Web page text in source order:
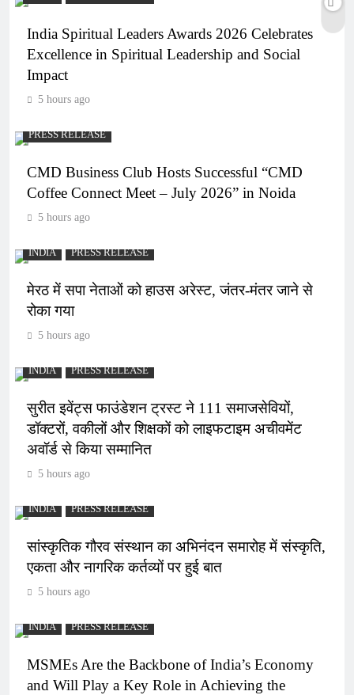
India Spiritual Leaders Awards 2026 Celebrates
Excellence in Spiritual Leadership and Social
Impact
5 hours ago
PRESS RELEASE
CMD Business Club Hosts Successful “CMD
Coffee Connect Meet – July 2026” in Noida
5 hours ago
INDIA PRESS RELEASE
मेरठ में सपा नेताओं को हाउस अरेस्ट, जंतर-मंतर जाने से
रोका गया
5 hours ago
INDIA PRESS RELEASE
सुरीत इवेंट्स फाउंडेशन ट्रस्ट ने 111 समाजसेवियों,
डॉक्टरों, वकीलों और शिक्षकों को लाइफटाइम अचीवमेंट
अवॉर्ड से किया सम्मानित
5 hours ago
INDIA PRESS RELEASE
सांस्कृतिक गौरव संस्थान का अभिनंदन समारोह में संस्कृति,
एकता और नागरिक कर्तव्यों पर हुई बात
5 hours ago
INDIA PRESS RELEASE
MSMEs Are the Backbone of India’s Economy
and Will Play a Key Role in Achieving the